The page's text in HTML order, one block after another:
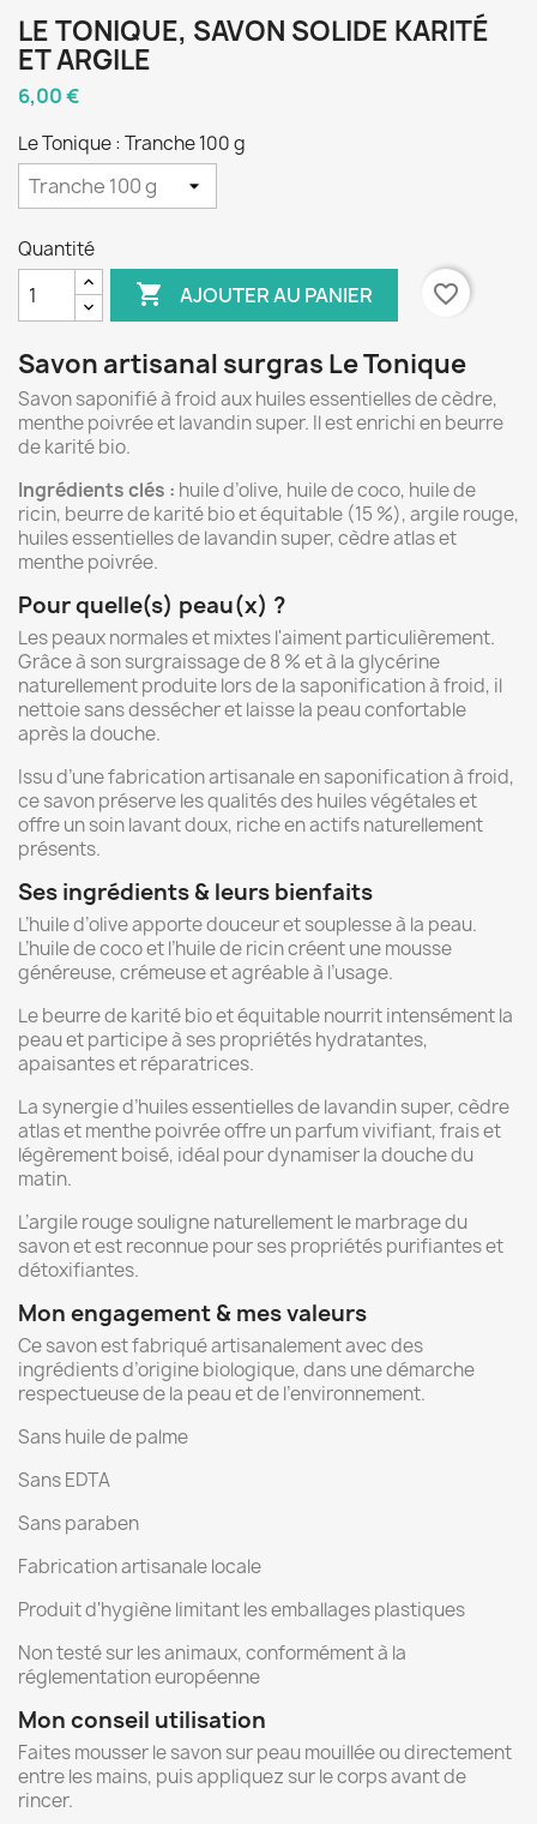
LE TONIQUE, SAVON SOLIDE KARITÉ
ET ARGILE
6,00 €
Le Tonique : Tranche 100 g
Quantité
 AJOUTER AU PANIER favorite_border
Savon artisanal surgras Le Tonique
Savon saponifié à froid aux huiles essentielles de cèdre,
menthe poivrée et lavandin super. Il est enrichi en beurre
de karité bio.
Ingrédients clés : huile d’olive, huile de coco, huile de
ricin, beurre de karité bio et équitable (15 %), argile rouge,
huiles essentielles de lavandin super, cèdre atlas et
menthe poivrée.
Pour quelle(s) peau(x) ?
Les peaux normales et mixtes l'aiment particulièrement.
Grâce à son surgraissage de 8 % et à la glycérine
naturellement produite lors de la saponification à froid, il
nettoie sans dessécher et laisse la peau confortable
après la douche.
Issu d’une fabrication artisanale en saponification à froid,
ce savon préserve les qualités des huiles végétales et
offre un soin lavant doux, riche en actifs naturellement
présents.
Ses ingrédients & leurs bienfaits
L’huile d’olive apporte douceur et souplesse à la peau.
L’huile de coco et l’huile de ricin créent une mousse
généreuse, crémeuse et agréable à l’usage.
Le beurre de karité bio et équitable nourrit intensément la
peau et participe à ses propriétés hydratantes,
apaisantes et réparatrices.
La synergie d’huiles essentielles de lavandin super, cèdre
atlas et menthe poivrée offre un parfum vivifiant, frais et
légèrement boisé, idéal pour dynamiser la douche du
matin.
L’argile rouge souligne naturellement le marbrage du
savon et est reconnue pour ses propriétés purifiantes et
détoxifiantes.
Mon engagement & mes valeurs
Ce savon est fabriqué artisanalement avec des
ingrédients d’origine biologique, dans une démarche
respectueuse de la peau et de l’environnement.
Sans huile de palme
Sans EDTA
Sans paraben
Fabrication artisanale locale
Produit d'hygiène limitant les emballages plastiques
Non testé sur les animaux, conformément à la
réglementation européenne
Mon conseil utilisation
Faites mousser le savon sur peau mouillée ou directement
entre les mains, puis appliquez sur le corps avant de
rincer.